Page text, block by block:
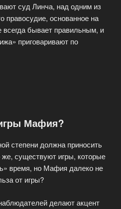
суд Линча, над одним из
правосудие, основанное на
всегда бывает правильным, и
приговаривают по
Мафия?
степени должна приносить
же, существуют игры, которые
время, но Мафия далеко не
от игры?
делают акцент